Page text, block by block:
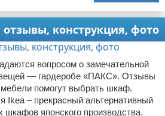
конструкция, фото
вопросом о замечательной
— гардеробе «ПАКС». Отзывы
помогут выбрать шкаф.
Ikea – прекрасный альтернативный
шкафов японского производства.